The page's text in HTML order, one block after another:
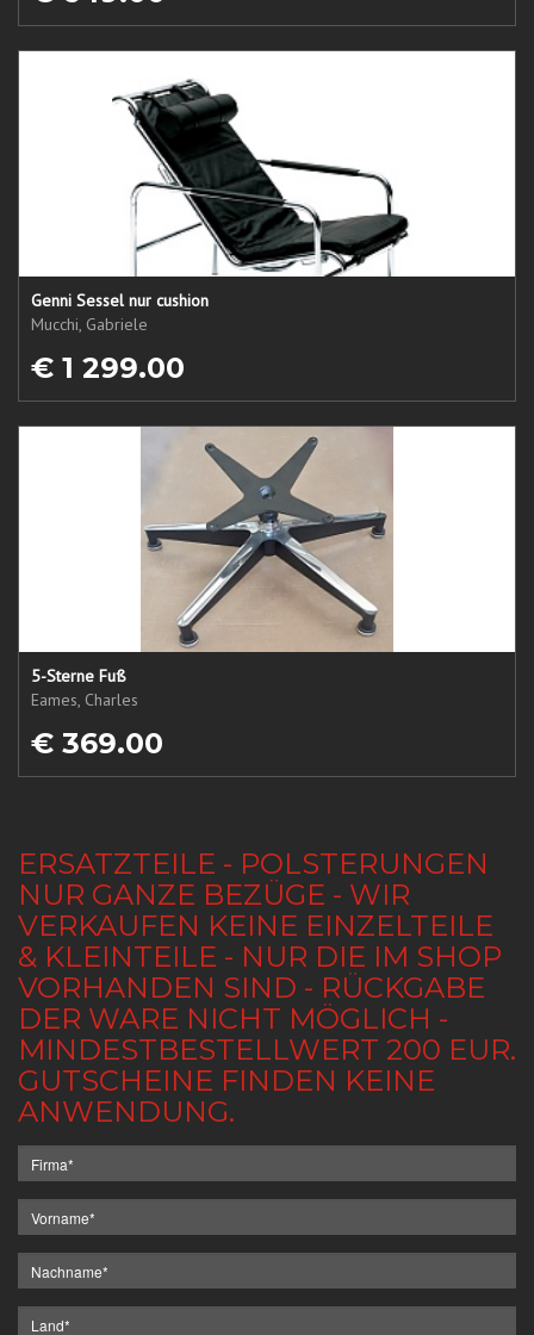
Genni Sessel nur cushion
Mucchi, Gabriele
€ 1 299.00
5-Sterne Fuß
Eames, Charles
€ 369.00
ERSATZTEILE - POLSTERUNGEN
NUR GANZE BEZÜGE - WIR
VERKAUFEN KEINE EINZELTEILE
& KLEINTEILE - NUR DIE IM SHOP
VORHANDEN SIND - RÜCKGABE
DER WARE NICHT MÖGLICH -
MINDESTBESTELLWERT 200 EUR.
GUTSCHEINE FINDEN KEINE
ANWENDUNG.